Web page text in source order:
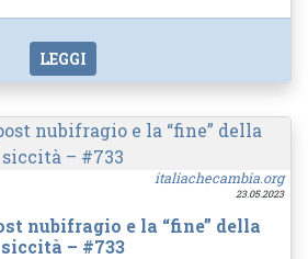
LEGGI
italiachecambia.org
23.05.2023
nubifragio e la “fine” della
siccità – #733